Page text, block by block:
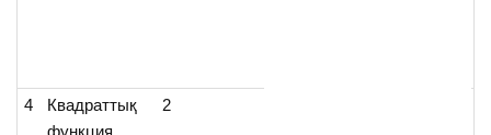
4
Квадраттық
функция
2